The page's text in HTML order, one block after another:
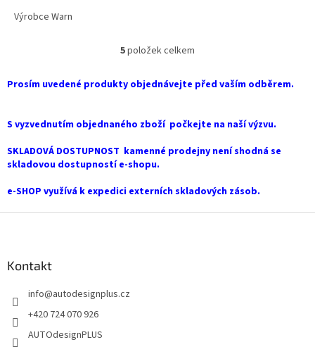
Výrobce Warn
O
l
a
í
p
v
y
5položek celkem
Prosím uvedené produkty objednávejte před vaším odběrem.
S vyzvednutím objednaného zboží počkejte na naší výzvu.
SKLADOVÁ DOSTUPNOST kamenné prodejny není shodná se
skladovou dostupností e-shopu.
e-SHOP využívá k expedici externích skladových zásob.
Kontakt
info@autodesignplus.cz
+420 724 070 926
AUTOdesignPLUS